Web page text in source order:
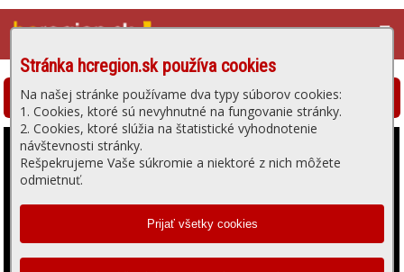
☰
Stránka hcregion.sk používa cookies
Na našej stránke používame dva typy súborov cookies:
1. Cookies, ktoré sú nevyhnutné na fungovanie stránky.
2. Cookies, ktoré slúžia na štatistické vyhodnotenie
návštevnosti stránky.
Rešpekrujeme Vaše súkromie a niektoré z nich môžete
odmietnuť.
Hlohovská televízia - prehrávanie videa